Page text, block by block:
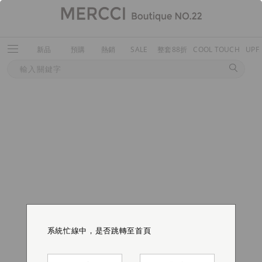
新品 預購 熱銷 SALE 整套88折 COOL TOUCH
系統忙線中，是否跳轉至首頁
系統忙線中，是否跳轉至首頁
系統忙線中，是否跳轉至首頁
系統忙線中，是否跳轉至首頁
系統忙線中，是否跳轉至首頁